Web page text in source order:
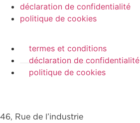
déclaration de confidentialité
politique de cookies
termes et conditions
déclaration de confidentialité
politique de cookies
46, Rue de l’industrie